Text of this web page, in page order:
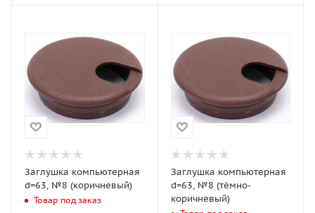
Заглушка компьютерная
d=63, №8 (коричневый)
Товар под заказ
Заглушка компьютерная
d=63, №8 (тёмно-
коричневый)